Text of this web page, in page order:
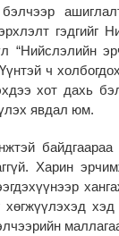
гэдгийг
“Нийслэлийн
ч
хот дахь
явдал юм.
байдгаараа
Харин
хэд